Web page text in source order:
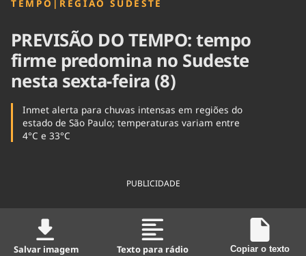
TEMPO | REGIÃO SUDESTE
PREVISÃO DO TEMPO: tempo
firme predomina no Sudeste
nesta sexta-feira (8)
Inmet alerta para chuvas intensas em regiões do
estado de São Paulo; temperaturas variam entre
4°C e 33°C
PUBLICIDADE
Salvar imagem Texto para rádio Copiar o texto